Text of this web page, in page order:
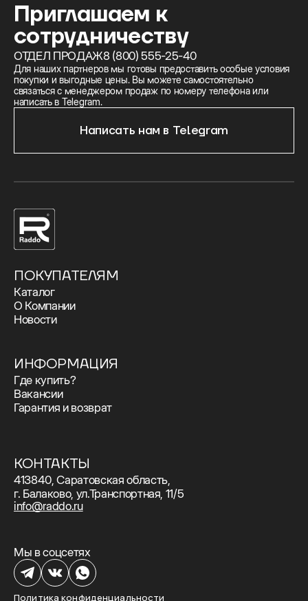
Приглашаем к
сотрудничеству
ОТДЕЛ ПРОДАЖ8 (800) 555-25-40
Для наших партнеров мы готовы предоставить особые условия
покупки и выгодные цены. Вы можете самостоятельно
связаться с менеджером продаж по номеру телефона или
написать в Telegram.
Написать нам в Telegram
Мы в соцсетях
Политика конфиденциальности
ПОКУПАТЕЛЯМ
Каталог
О Компании
Новости
ИНФОРМАЦИЯ
Где купить?
Вакансии
Гарантия и возврат
КОНТАКТЫ
413840, Саратовская область,
г. Балаково, ул.Транспортная, 11/5
info@raddo.ru